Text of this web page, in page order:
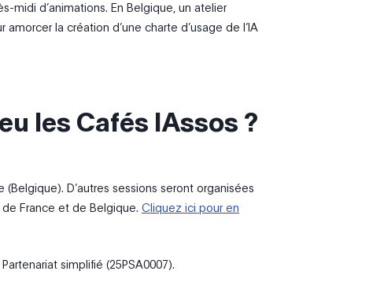
midi d’animations. En Belgique, un atelier
la création d’une charte d’usage de l’IA
les Cafés IAssos ?
D’autres sessions seront organisées
France et de Belgique. Cliquez ici pour en
simplifié (25PSA0007).